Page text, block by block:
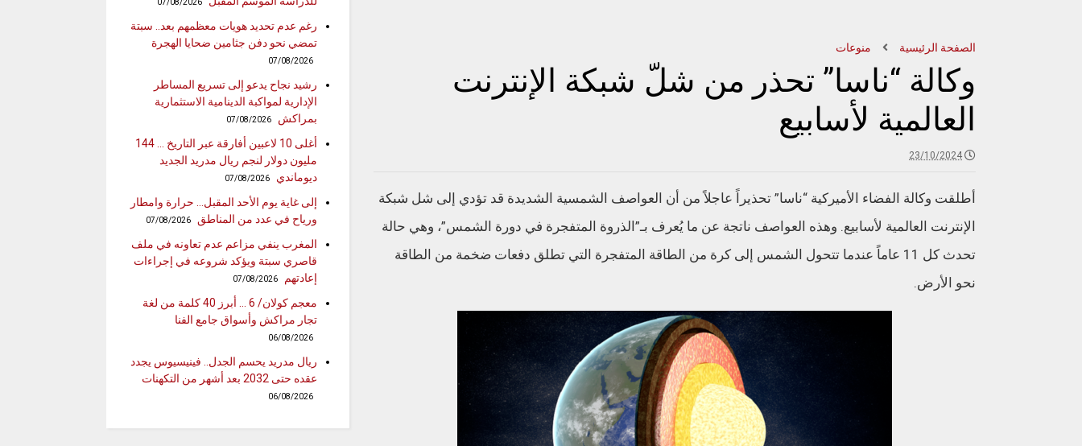
الصفحة الرئيسية منوعات
وكالة “ناسا” تحذر من شلّ شبكة الإنترنت
العالمية لأسابيع
23/10/2024
أطلقت وكالة الفضاء الأميركية “ناسا” تحذيراً عاجلاً من أن العواصف الشمسية الشديدة قد تؤدي إلى شل شبكة
الإنترنت العالمية لأسابيع. وهذه العواصف ناتجة عن ما يُعرف بـ”الذروة المتفجرة في دورة الشمس”، وهي حالة
تحدث كل 11 عاماً عندما تتحول الشمس إلى كرة من الطاقة المتفجرة التي تطلق دفعات ضخمة من الطاقة
نحو الأرض.
07/08/2026
رغم عدم تحديد هويات معظمهم بعد.. سبتة
تمضي نحو دفن جثامين ضحايا الهجرة
07/08/2026
رشيد نجاح يدعو إلى تسريع المساطر
الإدارية لمواكبة الدينامية الاستثمارية
بمراكش
07/08/2026
أغلى 10 لاعبين أفارقة عبر التاريخ … 144
مليون دولار لنجم ريال مدريد الجديد
ديوماندي
07/08/2026
إلى غاية يوم الأحد المقبل… حرارة وامطار
ورياح في عدد من المناطق
07/08/2026
المغرب ينفي مزاعم عدم تعاونه في ملف
قاصري سبتة ويؤكد شروعه في إجراءات
إعادتهم
07/08/2026
معجم كولان/ 6 … أبرز 40 كلمة من لغة
تجار مراكش وأسواق جامع الفنا
06/08/2026
ريال مدريد يحسم الجدل.. فينيسيوس يجدد
عقده حتى 2032 بعد أشهر من التكهنات
06/08/2026